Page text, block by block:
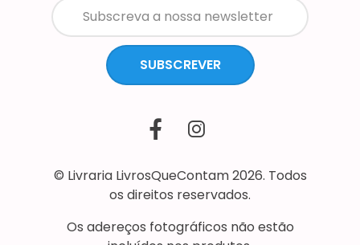
SUBSCREVER
© Livraria LivrosQueContam 2026. Todos
os direitos reservados.
Os adereços fotográficos não estão